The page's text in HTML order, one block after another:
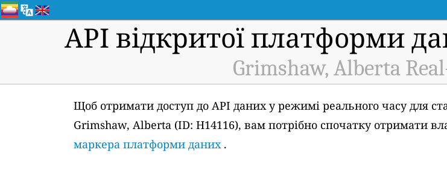
API відкритої платформи
Grimshaw, Alberta
Щоб отримати доступ до API даних у режимі реального часу для
Grimshaw, Alberta (ID: H14116), вам потрібно спочатку отримати
маркера платформи даних.